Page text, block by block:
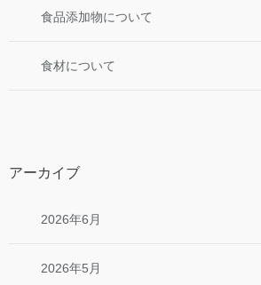
食品添加物について
食材について
アーカイブ
2026年6月
2026年5月